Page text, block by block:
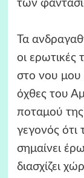
των
Τα
οι ερωτικές
στο νου μου
όχθες του
ποταμού της
γεγονός ότι
σημαίνει
διασχίζει